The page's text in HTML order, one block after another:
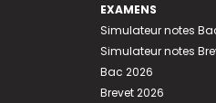
EXAMENS
Simulateur notes
Simulateur notes
Bac 2026
Brevet 2026